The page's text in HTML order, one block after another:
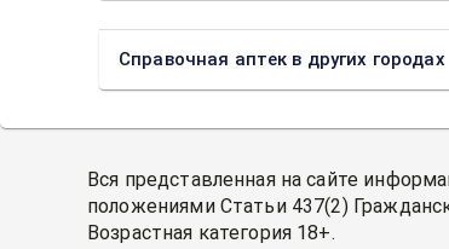
Справочная аптек в других городах
Вся представленная на сайте
положениями Статьи 437(2)
Возрастная категория 18+.